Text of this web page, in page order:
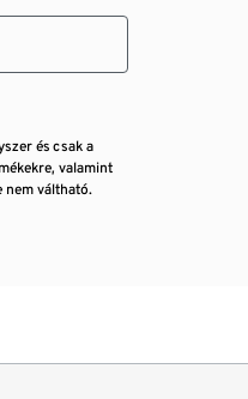
és csak a
valamint
nem váltható.